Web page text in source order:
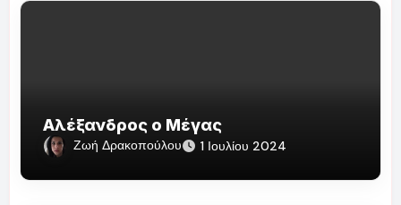
Αλέξανδρος ο Μέγας
Ζωή Δρακοπούλου 1 Ιουλίου 2024